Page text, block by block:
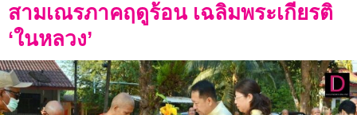
สามเณรภาคฤดูร้อน เฉลิมพระเกียรติ
‘ในหลวง’